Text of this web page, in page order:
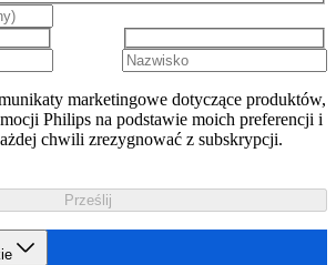
marketingowe dotyczące produktów,
Philips na podstawie moich preferencji i
chwili zrezygnować z subskrypcji.
Prześlij